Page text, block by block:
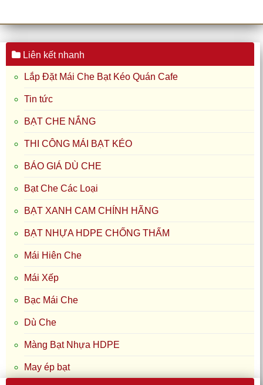
Liên kết nhanh
Lắp Đặt Mái Che Bạt Kéo Quán Cafe
Tin tức
BẠT CHE NẮNG
THI CÔNG MÁI BẠT KÉO
BÁO GIÁ DÙ CHE
Bạt Che Các Loại
BẠT XANH CAM CHÍNH HÃNG
BẠT NHỰA HDPE CHỐNG THẤM
Mái Hiên Che
Mái Xếp
Bạc Mái Che
Dù Che
Màng Bạt Nhựa HDPE
May ép bạt